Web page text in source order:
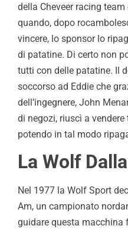
della Cheveer racing team
quando, dopo
vincere, lo sponsor lo
di patatine. Di certo non
tutti con delle patatine. Il
soccorso ad Eddie che
dell’ingegnere, John
di negozi, riuscì a
potendo in tal modo
La Wolf
Nel 1977 la Wolf Sport
Am, un campionato
guidare questa macchina